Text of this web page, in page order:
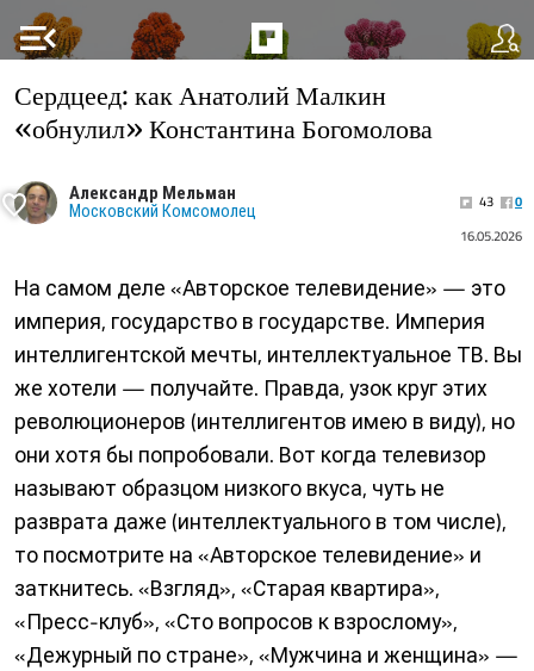
menu_open
Сердцеед: как Анатолий Малкин
«обнулил» Константина Богомолова
Александр Мельман
Московский Комсомолец 43
0
16.05.2026
На самом деле «Авторское телевидение» — это
империя, государство в государстве. Империя
интеллигентской мечты, интеллектуальное ТВ. Вы
же хотели — получайте. Правда, узок круг этих
революционеров (интеллигентов имею в виду), но
они хотя бы попробовали. Вот когда телевизор
называют образцом низкого вкуса, чуть не
разврата даже (интеллектуального в том числе),
то посмотрите на «Авторское телевидение» и
заткнитесь. «Взгляд», «Старая квартира»,
«Пресс-клуб», «Сто вопросов к взрослому»,
«Дежурный по стране», «Мужчина и женщина» —